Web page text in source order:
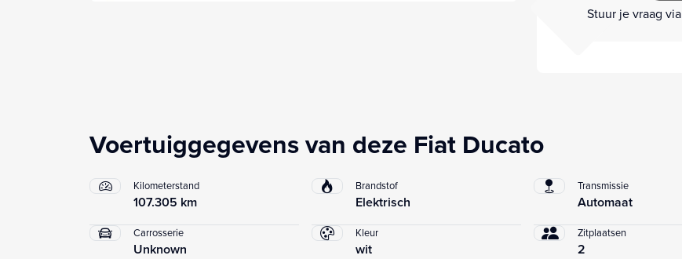
Stuur je vraag via
Voertuiggegevens van deze Fiat Ducato
Kilometerstand
107.305 km
Brandstof
Elektrisch
Transmissie
Automaat
Carrosserie
Unknown
Kleur
wit
Zitplaatsen
2